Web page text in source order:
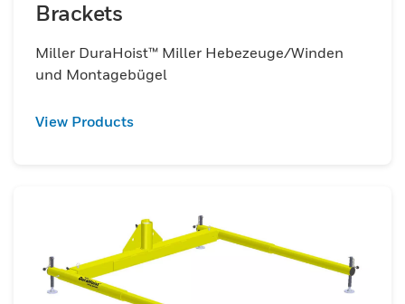
Brackets
Miller DuraHoist™ Miller Hebezeuge/Winden
und Montagebügel
View Products